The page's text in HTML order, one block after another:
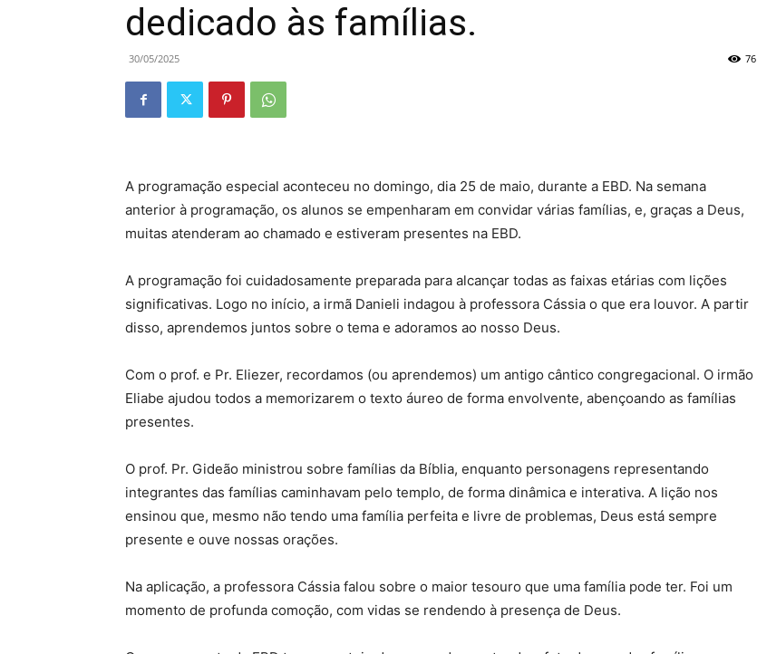
dedicado às famílias.
30/05/2025 76
A programação especial aconteceu no domingo, dia 25 de maio, durante a EBD. Na semana
anterior à programação, os alunos se empenharam em convidar várias famílias, e, graças a Deus,
muitas atenderam ao chamado e estiveram presentes na EBD.
A programação foi cuidadosamente preparada para alcançar todas as faixas etárias com lições
significativas. Logo no início, a irmã Danieli indagou à professora Cássia o que era louvor. A partir
disso, aprendemos juntos sobre o tema e adoramos ao nosso Deus.
Com o prof. e Pr. Eliezer, recordamos (ou aprendemos) um antigo cântico congregacional. O irmão
Eliabe ajudou todos a memorizarem o texto áureo de forma envolvente, abençoando as famílias
presentes.
O prof. Pr. Gideão ministrou sobre famílias da Bíblia, enquanto personagens representando
integrantes das famílias caminhavam pelo templo, de forma dinâmica e interativa. A lição nos
ensinou que, mesmo não tendo uma família perfeita e livre de problemas, Deus está sempre
presente e ouve nossas orações.
Na aplicação, a professora Cássia falou sobre o maior tesouro que uma família pode ter. Foi um
momento de profunda comoção, com vidas se rendendo à presença de Deus.